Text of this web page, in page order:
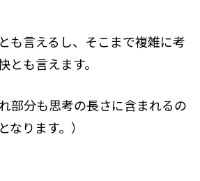
も言えるし、そこまで複雑に考
とも言えます。
部分も思考の長さに含まれるの
なります。）